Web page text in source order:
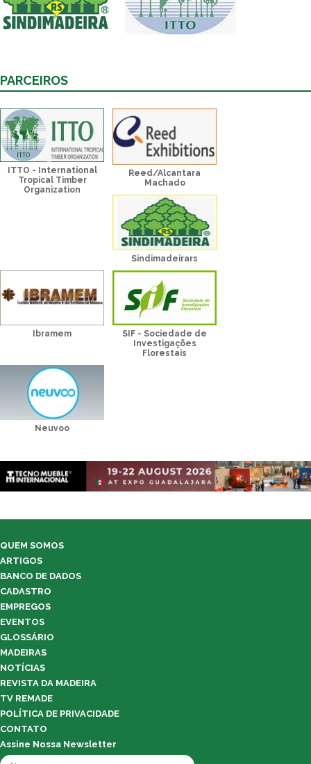
PARCEIROS
ITTO - International
Tropical Timber
Organization
Reed/Alcantara
Machado
Sindimadeirars
Ibramem
SIF - Sociedade de
Investigações
Florestais
Neuvoo
QUEM SOMOS
ARTIGOS
BANCO DE DADOS
CADASTRO
EMPREGOS
EVENTOS
GLOSSÁRIO
MADEIRAS
NOTÍCIAS
REVISTA DA MADEIRA
TV REMADE
POLÍTICA DE PRIVACIDADE
CONTATO
Assine Nossa Newsletter